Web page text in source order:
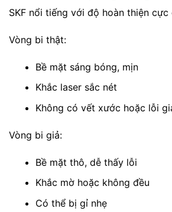
SKF nổi tiếng với độ hoàn thiện cực
Vòng bi thật:
Bề mặt sáng bóng, mịn
Khắc laser sắc nét
Không có vết xước hoặc lỗi
Vòng bi giả:
Bề mặt thô, dễ thấy lỗi
Khắc mờ hoặc không đều
Có thể bị gỉ nhẹ